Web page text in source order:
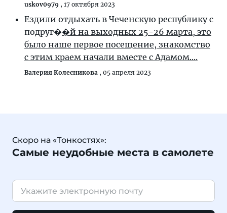
uskov0979 , 17 октября 2023
Ездили отдыхать в Чеченскую республику с
подруг��й на выходных 25-26 марта, это
было наше первое посещение, знакомство
с этим краем начали вместе с Адамом....
Валерия Колесникова , 05 апреля 2023
Скоро на «Тонкостях»:
Самые неудобные места в самолете